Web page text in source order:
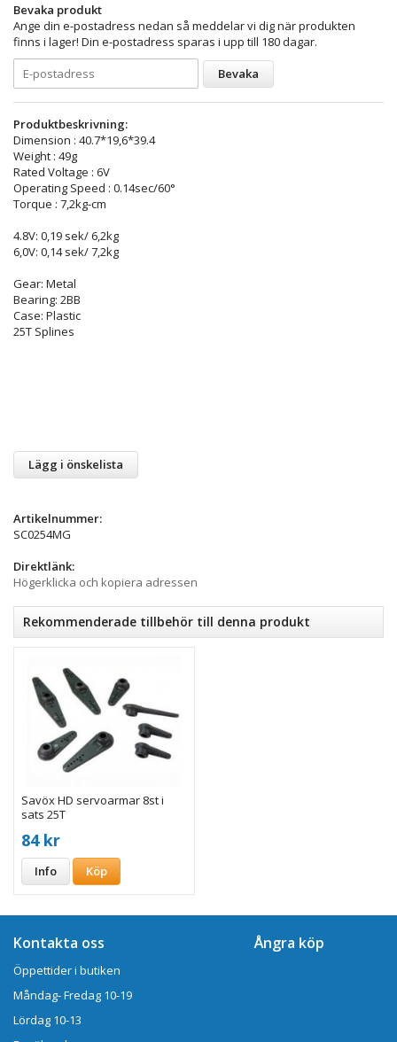
Bevaka produkt
Ange din e-postadress nedan så meddelar vi dig när produkten
finns i lager! Din e-postadress sparas i upp till 180 dagar.
Bevaka
Produktbeskrivning:
Dimension : 40.7*19,6*39.4
Weight : 49g
Rated Voltage : 6V
Operating Speed : 0.14sec/60°
Torque : 7,2kg-cm
4.8V: 0,19 sek/ 6,2kg
6,0V: 0,14 sek/ 7,2kg
Gear: Metal
Bearing: 2BB
Case: Plastic
25T Splines
Lägg i önskelista
Artikelnummer:
SC0254MG
Direktlänk:
Högerklicka och kopiera adressen
Rekommenderade tillbehör till denna produkt
Savöx HD servoarmar 8st i
sats 25T
84 kr
Info Köp
Kontakta oss
Öppettider i butiken
Måndag- Fredag 10-19
Lördag 10-13
Ångra köp